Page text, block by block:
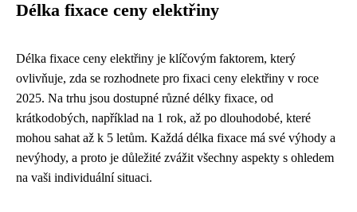
Délka fixace ceny elektřiny
Délka fixace ceny elektřiny je klíčovým faktorem, který
ovlivňuje, zda se rozhodnete pro fixaci ceny elektřiny v roce
2025. Na trhu jsou dostupné různé délky fixace, od
krátkodobých, například na 1 rok, až po dlouhodobé, které
mohou sahat až k 5 letům. Každá délka fixace má své výhody a
nevýhody, a proto je důležité zvážit všechny aspekty s ohledem
na vaši individuální situaci.